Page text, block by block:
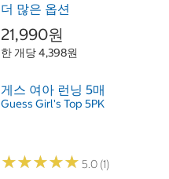
더 많은 옵션
21,990원
한 개당 4,398원
게스 여아 런닝 5매
Guess Girl's Top 5PK
★★★★★
★★★★★ 5.0 (1)